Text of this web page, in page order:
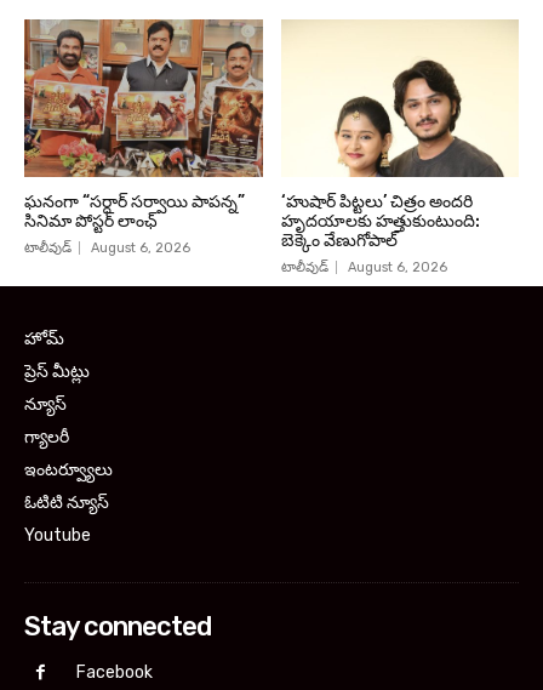
ఘనంగా “సర్దార్ సర్వాయి పాపన్న”
సినిమా పోస్టర్ లాంఛ్
టాలీవుడ్ August 6, 2026
‘హుషార్‌ పిట్టలు’ చిత్రం అందరి
హృదయాలకు హత్తుకుంటుంది:
బెక్కెం వేణుగోపాల్‌
టాలీవుడ్ August 6, 2026
హోమ్
ప్రెస్ మీట్లు
న్యూస్
గ్యాలరీ
ఇంటర్వ్యూలు
ఓటిటి న్యూస్
Youtube
Stay connected
Facebook